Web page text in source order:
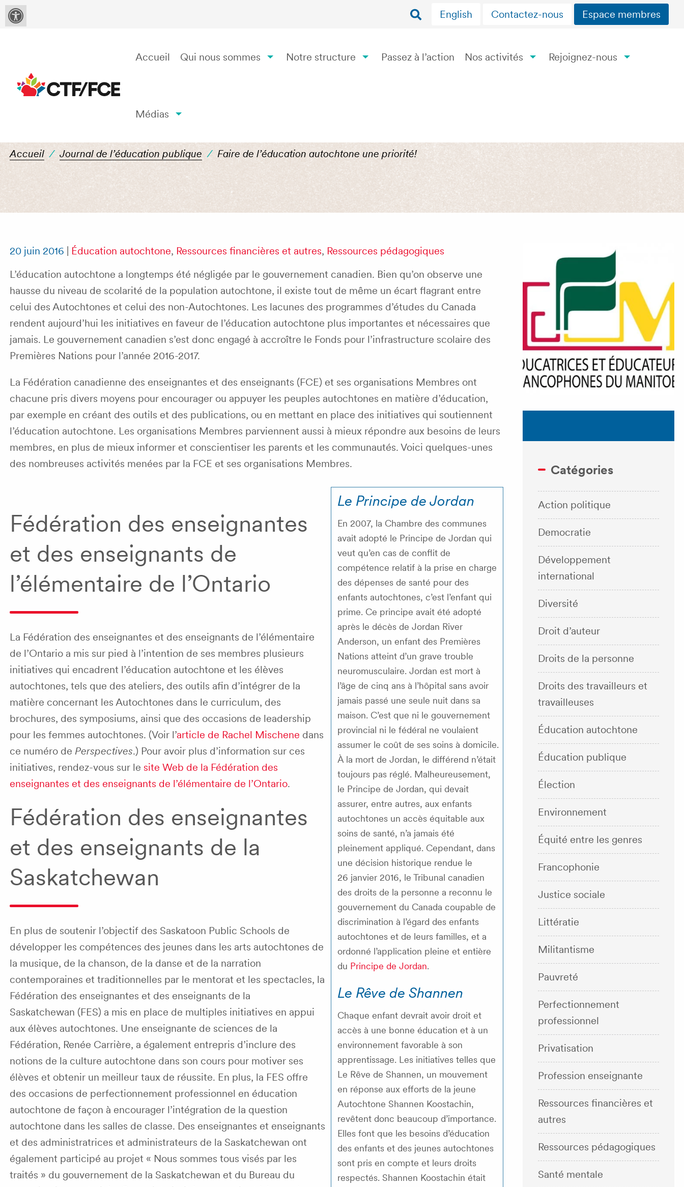
English Contactez-nous Espace membres
Accueil Qui nous sommes Notre structure Passez à l’action Nos activités Rejoignez-nous
Médias
Faire de l’éducation autochtone une priorité!
Accueil / Journal de l’éducation publique / Faire de l’éducation autochtone une priorité!
20 juin 2016 Éducation autochtone, Ressources financières et autres, Ressources pédagogiques
L’éducation autochtone a longtemps été négligée par le gouvernement canadien. Bien qu’on observe une
hausse du niveau de scolarité de la population autochtone, il existe tout de même un écart flagrant entre
celui des Autochtones et celui des non-Autochtones. Les lacunes des programmes d’études du Canada
rendent aujourd’hui les initiatives en faveur de l’éducation autochtone plus importantes et nécessaires que
jamais. Le gouvernement canadien s’est donc engagé à accroître le Fonds pour l’infrastructure scolaire des
Premières Nations pour l’année 2016-2017.
La Fédération canadienne des enseignantes et des enseignants (FCE) et ses organisations Membres ont
chacune pris divers moyens pour encourager ou appuyer les peuples autochtones en matière d’éducation,
par exemple en créant des outils et des publications, ou en mettant en place des initiatives qui soutiennent
l’éducation autochtone. Les organisations Membres parviennent aussi à mieux répondre aux besoins de leurs
membres, en plus de mieux informer et conscientiser les parents et les communautés. Voici quelques-unes
des nombreuses activités menées par la FCE et ses organisations Membres.
Le Principe de Jordan
En 2007, la Chambre des communes
avait adopté le Principe de Jordan qui
veut qu’en cas de conflit de
compétence relatif à la prise en charge
des dépenses de santé pour des
enfants autochtones, c’est l’enfant qui
prime. Ce principe avait été adopté
après le décès de Jordan River
Anderson, un enfant des Premières
Nations atteint d’un grave trouble
neuromusculaire. Jordan est mort à
l’âge de cinq ans à l’hôpital sans avoir
jamais passé une seule nuit dans sa
maison. C’est que ni le gouvernement
provincial ni le fédéral ne voulaient
assumer le coût de ses soins à domicile.
À la mort de Jordan, le différend n’était
toujours pas réglé. Malheureusement,
le Principe de Jordan, qui devait
assurer, entre autres, aux enfants
autochtones un accès équitable aux
soins de santé, n’a jamais été
pleinement appliqué. Cependant, dans
une décision historique rendue le
26 janvier 2016, le Tribunal canadien
des droits de la personne a reconnu le
gouvernement du Canada coupable de
discrimination à l’égard des enfants
autochtones et de leurs familles, et a
ordonné l’application pleine et entière
du Principe de Jordan.
Le Rêve de Shannen
Chaque enfant devrait avoir droit et
accès à une bonne éducation et à un
environnement favorable à son
apprentissage. Les initiatives telles que
Le Rêve de Shannen, un mouvement
en réponse aux efforts de la jeune
Autochtone Shannen Koostachin,
revêtent donc beaucoup d’importance.
Elles font que les besoins d’éducation
des enfants et des jeunes autochtones
sont pris en compte et leurs droits
respectés. Shannen Koostachin était
Fédération des enseignantes
et des enseignants de
l’élémentaire de l’Ontario
La Fédération des enseignantes et des enseignants de l’élémentaire
de l’Ontario a mis sur pied à l’intention de ses membres plusieurs
initiatives qui encadrent l’éducation autochtone et les élèves
autochtones, tels que des ateliers, des outils afin d’intégrer de la
matière concernant les Autochtones dans le curriculum, des
brochures, des symposiums, ainsi que des occasions de leadership
pour les femmes autochtones. (Voir l’article de Rachel Mischene dans
ce numéro de Perspectives.) Pour avoir plus d’information sur ces
initiatives, rendez-vous sur le site Web de la Fédération des
enseignantes et des enseignants de l’élémentaire de l’Ontario.
Fédération des enseignantes
et des enseignants de la
Saskatchewan
En plus de soutenir l’objectif des Saskatoon Public Schools de
développer les compétences des jeunes dans les arts autochtones de
la musique, de la chanson, de la danse et de la narration
contemporaines et traditionnelles par le mentorat et les spectacles, la
Fédération des enseignantes et des enseignants de la
Saskatchewan (FES) a mis en place de multiples initiatives en appui
aux élèves autochtones. Une enseignante de sciences de la
Fédération, Renée Carrière, a également entrepris d’inclure des
notions de la culture autochtone dans son cours pour motiver ses
élèves et obtenir un meilleur taux de réussite. En plus, la FES offre
des occasions de perfectionnement professionnel en éducation
autochtone de façon à encourager l’intégration de la question
autochtone dans les salles de classe. Des enseignantes et enseignants
et des administratrices et administrateurs de la Saskatchewan ont
également participé au projet « Nous sommes tous visés par les
traités » du gouvernement de la Saskatchewan et du Bureau du
Catégories
Action politique
Democratie
Développement
international
Diversité
Droit d’auteur
Droits de la personne
Droits des travailleurs et
travailleuses
Éducation autochtone
Éducation publique
Élection
Environnement
Équité entre les genres
Francophonie
Justice sociale
Littératie
Militantisme
Pauvreté
Perfectionnement
professionnel
Privatisation
Profession enseignante
Ressources financières et
autres
Ressources pédagogiques
Santé mentale